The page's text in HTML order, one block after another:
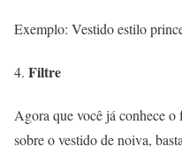
Exemplo: Vestido estilo
Filtre
Agora que você já conhece o
sobre o vestido de noiva,